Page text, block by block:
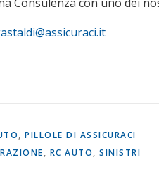
, PILLOLE DI ASSICURACI
, RC AUTO, SINISTRI